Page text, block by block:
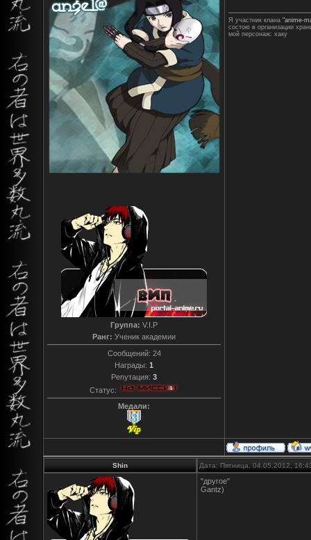
Группа: V.I.P
Ранг: Ученик академии
Сообщений: 24
Награды: 1
Репутация: 3
Статус:
Медали:
Я участник клана "anime-
состою в организации
мой персонаж: хаку
Shin Дата: Пятница, 04.05.2012,
"другое"
Gantz)